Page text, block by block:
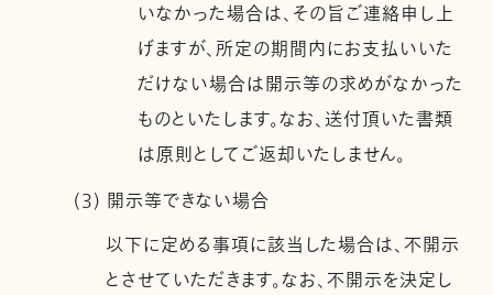
いなかった場合は、その旨ご連絡申し上
げますが、所定の期間内にお支払いいた
だけない場合は開示等の求めがなかった
ものといたします。なお、送付頂いた書類
は原則としてご返却いたしません。
(3) 開示等できない場合
以下に定める事項に該当した場合は、不開示
とさせていただきます。なお、不開示を決定し